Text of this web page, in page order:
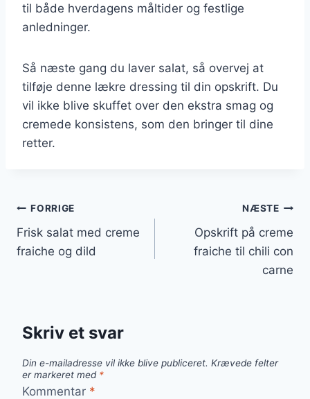
til både hverdagens måltider og festlige
anledninger.
Så næste gang du laver salat, så overvej at
tilføje denne lækre dressing til din opskrift. Du
vil ikke blive skuffet over den ekstra smag og
cremede konsistens, som den bringer til dine
retter.
Indlægsnavigation
FORRIGE
Frisk salat med creme
fraiche og dild
NÆSTE
Opskrift på creme
fraiche til chili con
carne
Skriv et svar
Din e-mailadresse vil ikke blive publiceret. Krævede felter
er markeret med *
Kommentar *